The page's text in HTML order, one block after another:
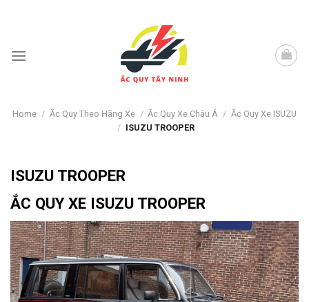
Home / Ắc Quy Theo Hãng Xe / Ắc Quy Xe Châu Á / Ắc Quy Xe ISUZU
/ ISUZU TROOPER
ISUZU TROOPER
ẮC QUY XE ISUZU TROOPER